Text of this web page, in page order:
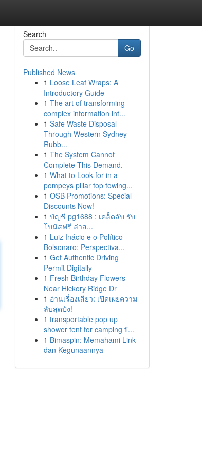
Search
Go
Published News
1 Loose Leaf Wraps: A
Introductory Guide
1 The art of transforming
complex information int...
1 Safe Waste Disposal
Through Western Sydney
Rubb...
1 The System Cannot
Complete This Demand.
1 What to Look for in a
pompeys pillar top towing...
1 OSB Promotions: Special
Discounts Now!
1 บัญชี pg1688 : เคล็ดลับ รับ
โบนัสฟรี ล่าส...
1 Luiz Inácio e o Político
Bolsonaro: Perspectiva...
1 Get Authentic Driving
Permit Digitally
1 Fresh Birthday Flowers
Near Hickory Ridge Dr
1 อ่านเรื่องเสียว: เปิดเผยความ
ลับสุดปัง!
1 transportable pop up
shower tent for camping fi...
1 Bimaspin: Memahami Link
dan Kegunaannya